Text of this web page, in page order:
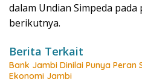
dalam Undian Simpeda
berikutnya.
Berita Terkait
Bank Jambi Dinilai Punya
Ekonomi Jambi